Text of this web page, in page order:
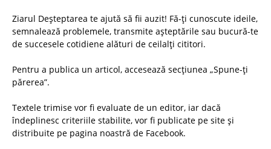
Ziarul Deșteptarea te ajută să fii auzit! Fă-ți cunoscute ideile,
semnalează problemele, transmite așteptările sau bucură-te
de succesele cotidiene alături de ceilalți cititori.
Pentru a publica un articol, accesează secțiunea „Spune-ți
părerea”.
Textele trimise vor fi evaluate de un editor, iar dacă
îndeplinesc criteriile stabilite, vor fi publicate pe site și
distribuite pe pagina noastră de Facebook.